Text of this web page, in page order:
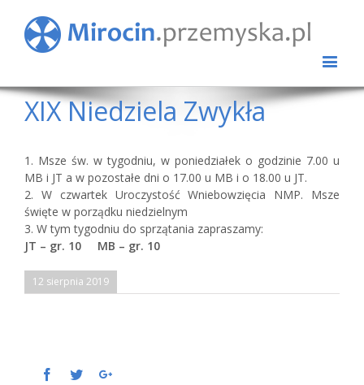
XIX Niedziela Zwykła
1. Msze św. w tygodniu, w poniedziałek o godzinie 7.00 u
MB i JT a w pozostałe dni o 17.00 u MB i o 18.00 u JT.
2. W czwartek Uroczystość Wniebowzięcia NMP. Msze
święte w porządku niedzielnym
3. W tym tygodniu do sprzątania zapraszamy:
JT – gr. 10 MB – gr. 10
12 sierpnia 2019
Facebook
TwitterGoogle+